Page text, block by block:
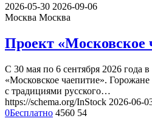
2026-05-30 2026-09-06
Москва Москва
Проект «Московское
С 30 мая по 6 сентября 2026 года
«Московское чаепитие».
с традициями русского…
https://schema.org/InStock 2026-06-
0Бесплатно 4560 54